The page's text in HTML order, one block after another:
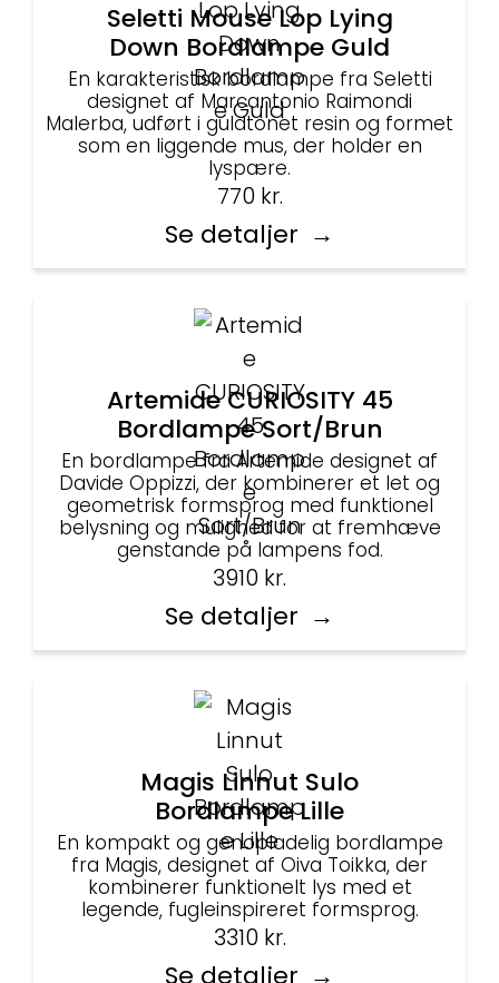
Seletti Mouse Lop Lying
Down Bordlampe Guld
En karakteristisk bordlampe fra Seletti
designet af Marcantonio Raimondi
Malerba, udført i guldtonet resin og formet
som en liggende mus, der holder en
lyspære.
770 kr.
Se detaljer
Artemide CURIOSITY 45
Bordlampe Sort/Brun
En bordlampe fra Artemide designet af
Davide Oppizzi, der kombinerer et let og
geometrisk formsprog med funktionel
belysning og mulighed for at fremhæve
genstande på lampens fod.
3910 kr.
Se detaljer
Magis Linnut Sulo
Bordlampe Lille
En kompakt og genopladelig bordlampe
fra Magis, designet af Oiva Toikka, der
kombinerer funktionelt lys med et
legende, fugleinspireret formsprog.
3310 kr.
Se detaljer